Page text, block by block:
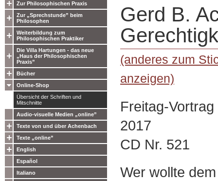
Zur Philosophischen Praxis
Zur „Sprechstunde” beim
Philosophen
Weiterbildung zum
Philosophischen Praktiker
Die Villa Hartungen - das neue
„Haus der Philosophischen
Praxis”
Bücher
Online-Shop
Übersicht der Schriften und
Mitschnitte
Audio-visuelle Medien „online”
Texte von und über Achenbach
Texte „online”
English
Español
Italiano
Gerd B.
(anderes zum
anzeigen)
Freitag-
2017
CD Nr. 521
Wer wollte